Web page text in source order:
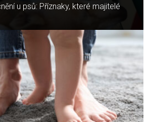
u psů: Příznaky, které majitelé